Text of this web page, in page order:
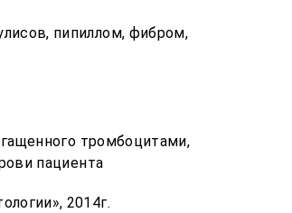
пипиллом, фибром,
тромбоцитами,
пациента
2014г.